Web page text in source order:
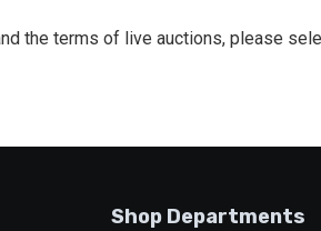
the terms of live auctions, please
Shop Departments